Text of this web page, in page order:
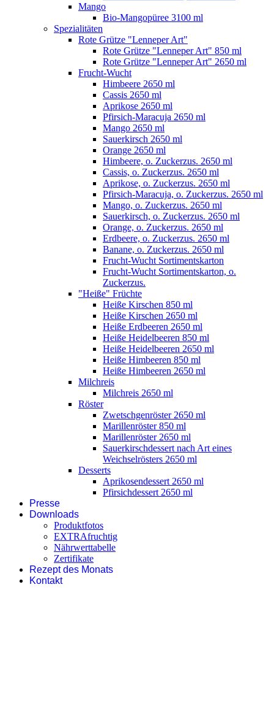
Mango
Bio-Mangopüree 3100 ml
Spezialitäten
Rote Grütze "Lenneper Art"
Rote Grütze "Lenneper Art" 850 ml
Rote Grütze "Lenneper Art" 2650 ml
Frucht-Wucht
Himbeere 2650 ml
Cassis 2650 ml
Aprikose 2650 ml
Pfirsich-Maracuja 2650 ml
Mango 2650 ml
Sauerkirsch 2650 ml
Orange 2650 ml
Himbeere, o. Zuckerzus. 2650 ml
Cassis, o. Zuckerzus. 2650 ml
Aprikose, o. Zuckerzus. 2650 ml
Pfirsich-Maracuja, o. Zuckerzus. 2650 ml
Mango, o. Zuckerzus. 2650 ml
Sauerkirsch, o. Zuckerzus. 2650 ml
Orange, o. Zuckerzus. 2650 ml
Erdbeere, o. Zuckerzus. 2650 ml
Banane, o. Zuckerzus. 2650 ml
Frucht-Wucht Sortimentskarton
Frucht-Wucht Sortimentskarton, o.
Zuckerzus.
"Heiße" Früchte
Heiße Kirschen 850 ml
Heiße Kirschen 2650 ml
Heiße Erdbeeren 2650 ml
Heiße Heidelbeeren 850 ml
Heiße Heidelbeeren 2650 ml
Heiße Himbeeren 850 ml
Heiße Himbeeren 2650 ml
Milchreis
Milchreis 2650 ml
Röster
Zwetschgenröster 2650 ml
Marillenröster 850 ml
Marillenröster 2650 ml
Sauerkirschdessert nach Art eines
Weichselrösters 2650 ml
Desserts
Aprikosendessert 2650 ml
Pfirsichdessert 2650 ml
Presse
Downloads
Produktfotos
EXTRAfruchtig
Nährwerttabelle
Zertifikate
Rezept des Monats
Kontakt